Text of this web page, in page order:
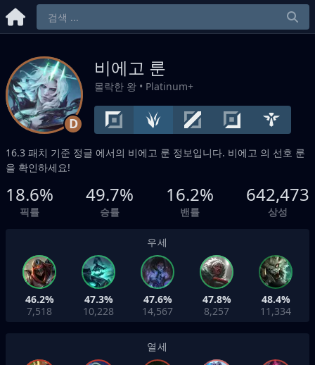
D
비에고 룬
몰락한 왕 • Platinum+
16.3 패치 기준 정글 에서의 비에고 룬 정보입니다. 비에고 의 선호 룬
을 확인하세요!
18.6%
픽률
49.7%
승률
16.2%
밴률
642,473
상성
우세
46.2%
7,518
47.3%
10,228
47.6%
14,567
47.8%
8,257
48.4%
11,334
열세